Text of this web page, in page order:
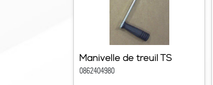
Manivelle de treuil TS
0862404980